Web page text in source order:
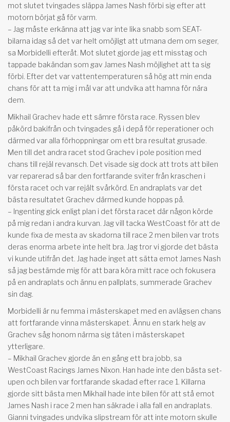
mot slutet tvingades släppa James Nash förbi sig efter att
motorn börjat gå för varm.
– Jag måste erkänna att jag var inte lika snabb som SEAT-
bilarna idag så det var helt omöjligt att utmana dem om seger,
sa Morbidelli efteråt. Mot slutet gjorde jag ett misstag och
tappade bakändan som gav James Nash möjlighet att ta sig
förbi. Efter det var vattentemperaturen så hög att min enda
chans för att ta mig i mål var att undvika att hamna för nära
dem.
Mikhail Grachev hade ett sämre första race. Ryssen blev
påkörd bakifrån och tvingades gå i depå för reperationer och
därmed var alla förhoppningar om ett bra resultat grusade.
Men till det andra racet stod Grachev i pole position med
chans till rejäl revansch. Det visade sig dock att trots att bilen
var reparerad så bar den fortfarande sviter från kraschen i
första racet och var rejält svårkörd. En andraplats var det
bästa resultatet Grachev därmed kunde hoppas på.
– Ingenting gick enligt plan i det första racet där någon körde
på mig redan i andra kurvan. Jag vill tacka WestCoast för att de
kunde fixa de mesta av skadorna till race 2 men bilen var trots
deras enorma arbete inte helt bra. Jag tror vi gjorde det bästa
vi kunde utifrån det. Jag hade inget att sätta emot James Nash
så jag bestämde mig för att bara köra mitt race och fokusera
på en andraplats och ännu en pallplats, summerade Grachev
sin dag.
Morbidelli är nu femma i mästerskapet med en avlägsen chans
att fortfarande vinna mästerskapet. Ännu en stark helg av
Grachev såg honom närma sig täten i mästerskapet
ytterligare.
– Mikhail Grachev gjorde än en gång ett bra jobb, sa
WestCoast Racings James Nixon. Han hade inte den bästa set-
upen och bilen var fortfarande skadad efter race 1. Killarna
gjorde sitt bästa men Mikhail hade inte bilen för att stå emot
James Nash i race 2 men han säkrade i alla fall en andraplats.
Gianni tvingades undvika slipstream för att inte motorn skulle